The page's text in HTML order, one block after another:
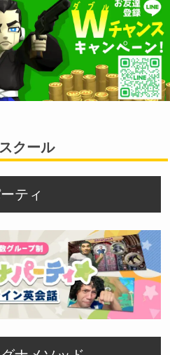
クール
ティ